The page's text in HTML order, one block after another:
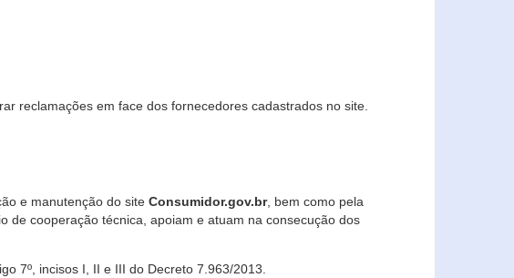
reclamações em face dos fornecedores cadastrados no site.
e manutenção do site Consumidor.gov.br, bem como pela
de cooperação técnica, apoiam e atuam na consecução dos
7º, incisos I, II e III do Decreto 7.963/2013.